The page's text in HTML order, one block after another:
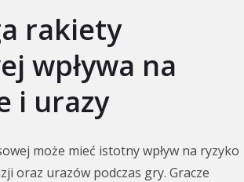
rakiety
wpływa na
i urazy
może mieć istotny wpływ na ryzyko
oraz urazów podczas gry. Gracze